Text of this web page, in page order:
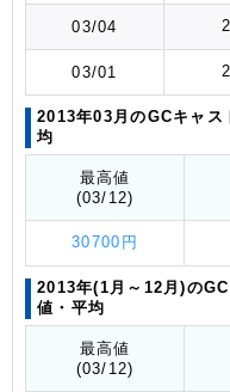
03/04
03/01
2013年03月のGCキャ
均
最高値
(03/12)
30700円
2013年(1月～12月)の
値 ・平均
最高値
(03/12)